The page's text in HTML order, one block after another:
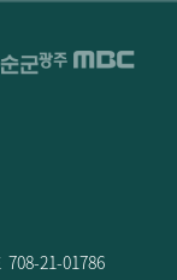
708-21-01786